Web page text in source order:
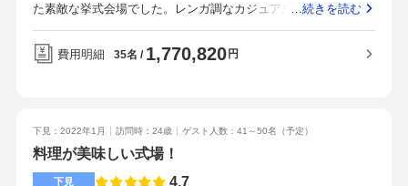
メイクチェンジで抜けたときもすぐ近くに控室があるので移動
も少なくてとてもスマートでした。会場の外にガーデンもある
雰囲気とはまた変わって、楽しんでもらえたかなと思います。
あとは、オープンキッチンが会場内にあるので、料理のいい香
りがして、出来立ての料理が並ぶのがよかったです。ウェディ
た素敵な挙式会場でした。レンガ調なカジュアルな会場で、ア
ットホームな温かい雰囲気でみんなで料理をおいしく食べると
いう、私が理想としていた結婚式を行うことができました。会
り、感染面からもよかったです。お金をかけたところは料理で
す。一部グレードアップをしてゲストへのおもてなしを優先し
ました。節約したところは、装花や花束など花関係です。メイ
…続きを読む
費用明細 35名 1,770,820 円
下見：2022年1月 訪問時：24歳 ゲスト人数：41～50名 （予定）
料理が美味しい式場！
下見 4.7